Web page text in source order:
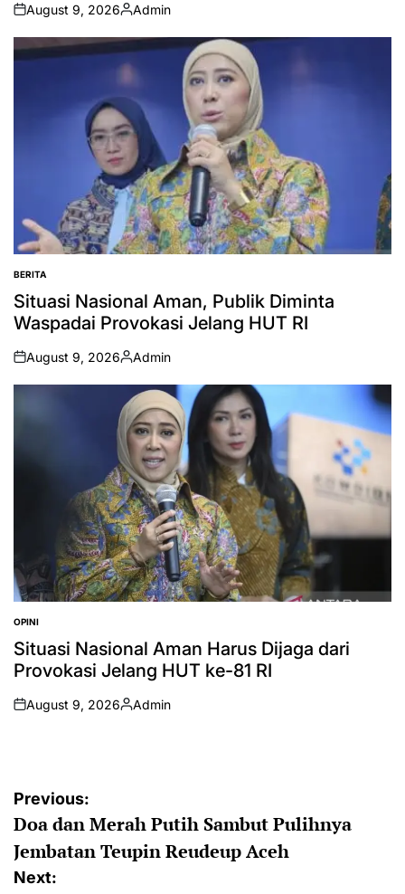
on
August 9, 2026
Posted
by
Admin
POSTED
IN
BERITA
Situasi Nasional Aman, Publik Diminta
Waspadai Provokasi Jelang HUT RI
on
August 9, 2026
Posted
by
Admin
POSTED
IN
OPINI
Situasi Nasional Aman Harus Dijaga dari
Provokasi Jelang HUT ke-81 RI
on
August 9, 2026
Posted
Admin
Post
navigation
Previous:
Doa dan Merah Putih Sambut Pulihnya
Jembatan Teupin Reudeup Aceh
Next: